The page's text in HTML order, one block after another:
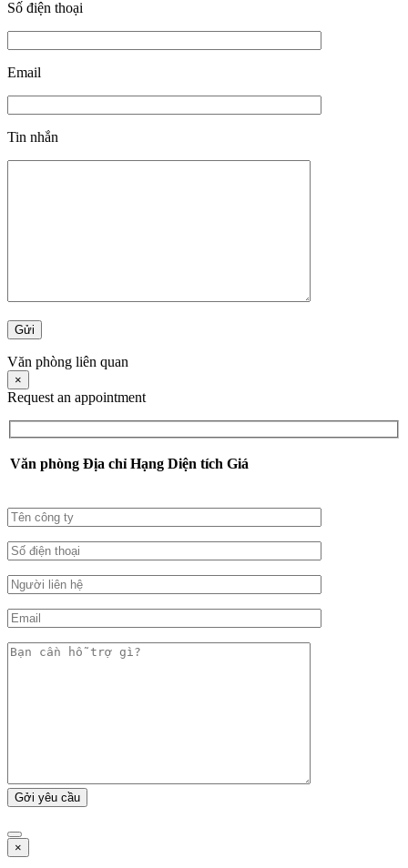
Số điện thoại
Email
Tin nhắn
Văn phòng liên quan
×
Request an appointment
Văn phòng Địa chỉ Hạng Diện tích Giá
×